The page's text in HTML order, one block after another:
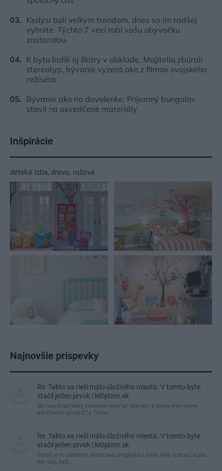
Kedysi boli veľkým trendom, dnes sa im radšej
vyhnite. Týchto 7 vecí robí vašu obývačku
zastaralou
K bytu ladili aj škáry v obklade. Majitelia zbúrali
stereotyp, bývanie vyzerá ako z filmov svojského
režiséra
Bývanie ako na dovolenke: Príjemný bungalov
stavil na osvedčené materiály
Inšpirácie
detská izba, drevo, ružová
Najnovšie príspevky
Re: Takto sa rieši málo úložného miesta. V tomto byte
stačil jeden prvok | Môjdom.sk
My napríklad labky utierame hneď pri dverách a doma pred dvere
používame tyčový ETA Terier…
Re: Takto sa rieši málo úložného miesta. V tomto byte
stačil jeden prvok | Môjdom.sk
Dizajn je to nádherný, tá brezová preglejka a čisté línie vyzerajú super.
Ale vždy, keď…